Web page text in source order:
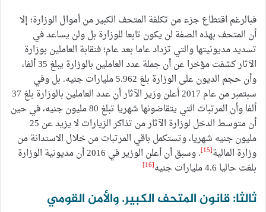
فبالرغم اقتطاع جزء من تكلفة المتحف الكبير من أموال الوزارة؛ إلا
أن المتحف بهذه الصفة لن يكون تابعا للوزارة بل ولن يساعد في
تسديد مديونيتها والتي تزداد عاما بعد عام؛ فنقابة العاملين بوزارة
الآثار كشفت مؤخرا عن أن جملة عدد العاملين بالوزارة يبلغ 35 ألفا،
وأن حجم الديون على الوزارة بلغ 5.962 مليارات جنيه. بل وفي
سبتمبر من عام 2017 أعلن وزير الآثار أن عدد العاملين بالوزارة بلغ 37
ألفا وأن المرتبات التي يتقاضونها شهريا تبلغ 80 مليون جنيه، في حين
أن متوسط الدخل لوزارة الآثار من تذاكر الزيارات لا يزيد عن 25
مليون جنيه شهريا، وتستكمل باقي المرتبات من خلال الاستدانة من
وزارة المالية[15]
. وسبق أن أعلن الوزير في 2016 أن مديونية الوزارة
بلغت حاليا 4.6 مليارات جنيه
[16]
ثالثا: قانون المتحف الكبير. والأمن القومي